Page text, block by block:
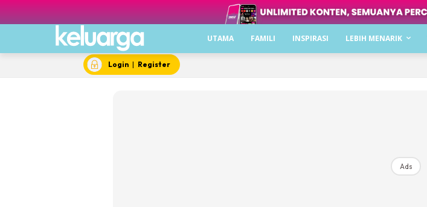
UTAMA FAMILI INSPIRASI LEBIH MENARIK
Login | Register
Ads